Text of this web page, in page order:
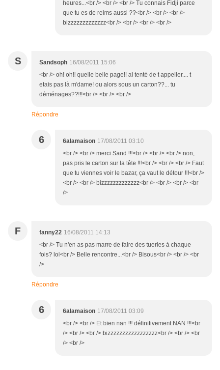
heures...<br /> <br /> <br /> Tu connais Fidji parce
que tu es de reims aussi ??<br /> <br /> <br />
bizzzzzzzzzzzzz<br /> <br /> <br /> <br />
S Sandsoph 16/08/2011 15:06
<br /> oh! oh!! quelle belle page!! ai tenté de t appeller.... t
etais pas là m'dame! ou alors sous un carton??... tu
déménages??!!!<br /> <br /> <br />
Répondre
6 6alamaison 17/08/2011 03:10
<br /> <br /> merci Sand !!!<br /> <br /> <br /> non,
pas pris le carton sur la tête !!!<br /> <br /> <br /> Faut
que tu viennes voir le bazar, ça vaut le détour !!!<br />
<br /> <br /> bizzzzzzzzzzzzz<br /> <br /> <br /> <br
/>
F fanny22 16/08/2011 14:13
<br /> Tu n'en as pas marre de faire des tueries à chaque
fois? lol<br /> Belle rencontre...<br /> Bisous<br /> <br /> <br
/>
Répondre
6 6alamaison 17/08/2011 03:09
<br /> <br /> Et bien nan !!! définitivement NAN !!!<br
/> <br /> <br /> bizzzzzzzzzzzzzzzzz<br /> <br /> <br
/> <br />